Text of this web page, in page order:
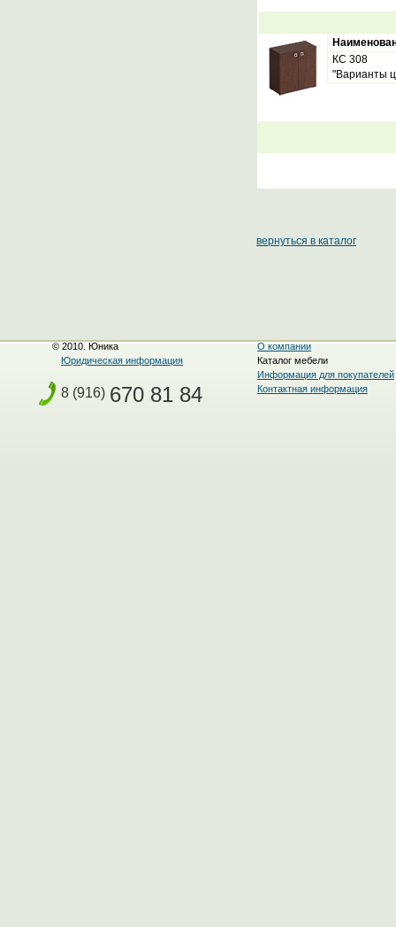
КС 308
"Варианты
вернуться в каталог
© 2010. Юника
Юридическая информация
8 (916) 670 81 84
О компании
Каталог мебели
Информация для покупателей
Контактная информация